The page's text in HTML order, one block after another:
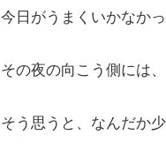
今日がうまくいかなか
その夜の向こう側には
そう思うと、なんだか